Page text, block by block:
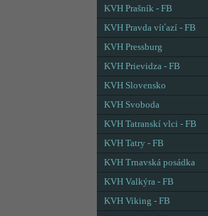
KVH Prašník - FB
KVH Pravda víťazí - FB
KVH Pressburg
KVH Prievidza - FB
KVH Slovensko
KVH Svoboda
KVH Tatranskí vlci - FB
KVH Tatry - FB
KVH Trnavská posádka
KVH Valkýra - FB
KVH Viking - FB